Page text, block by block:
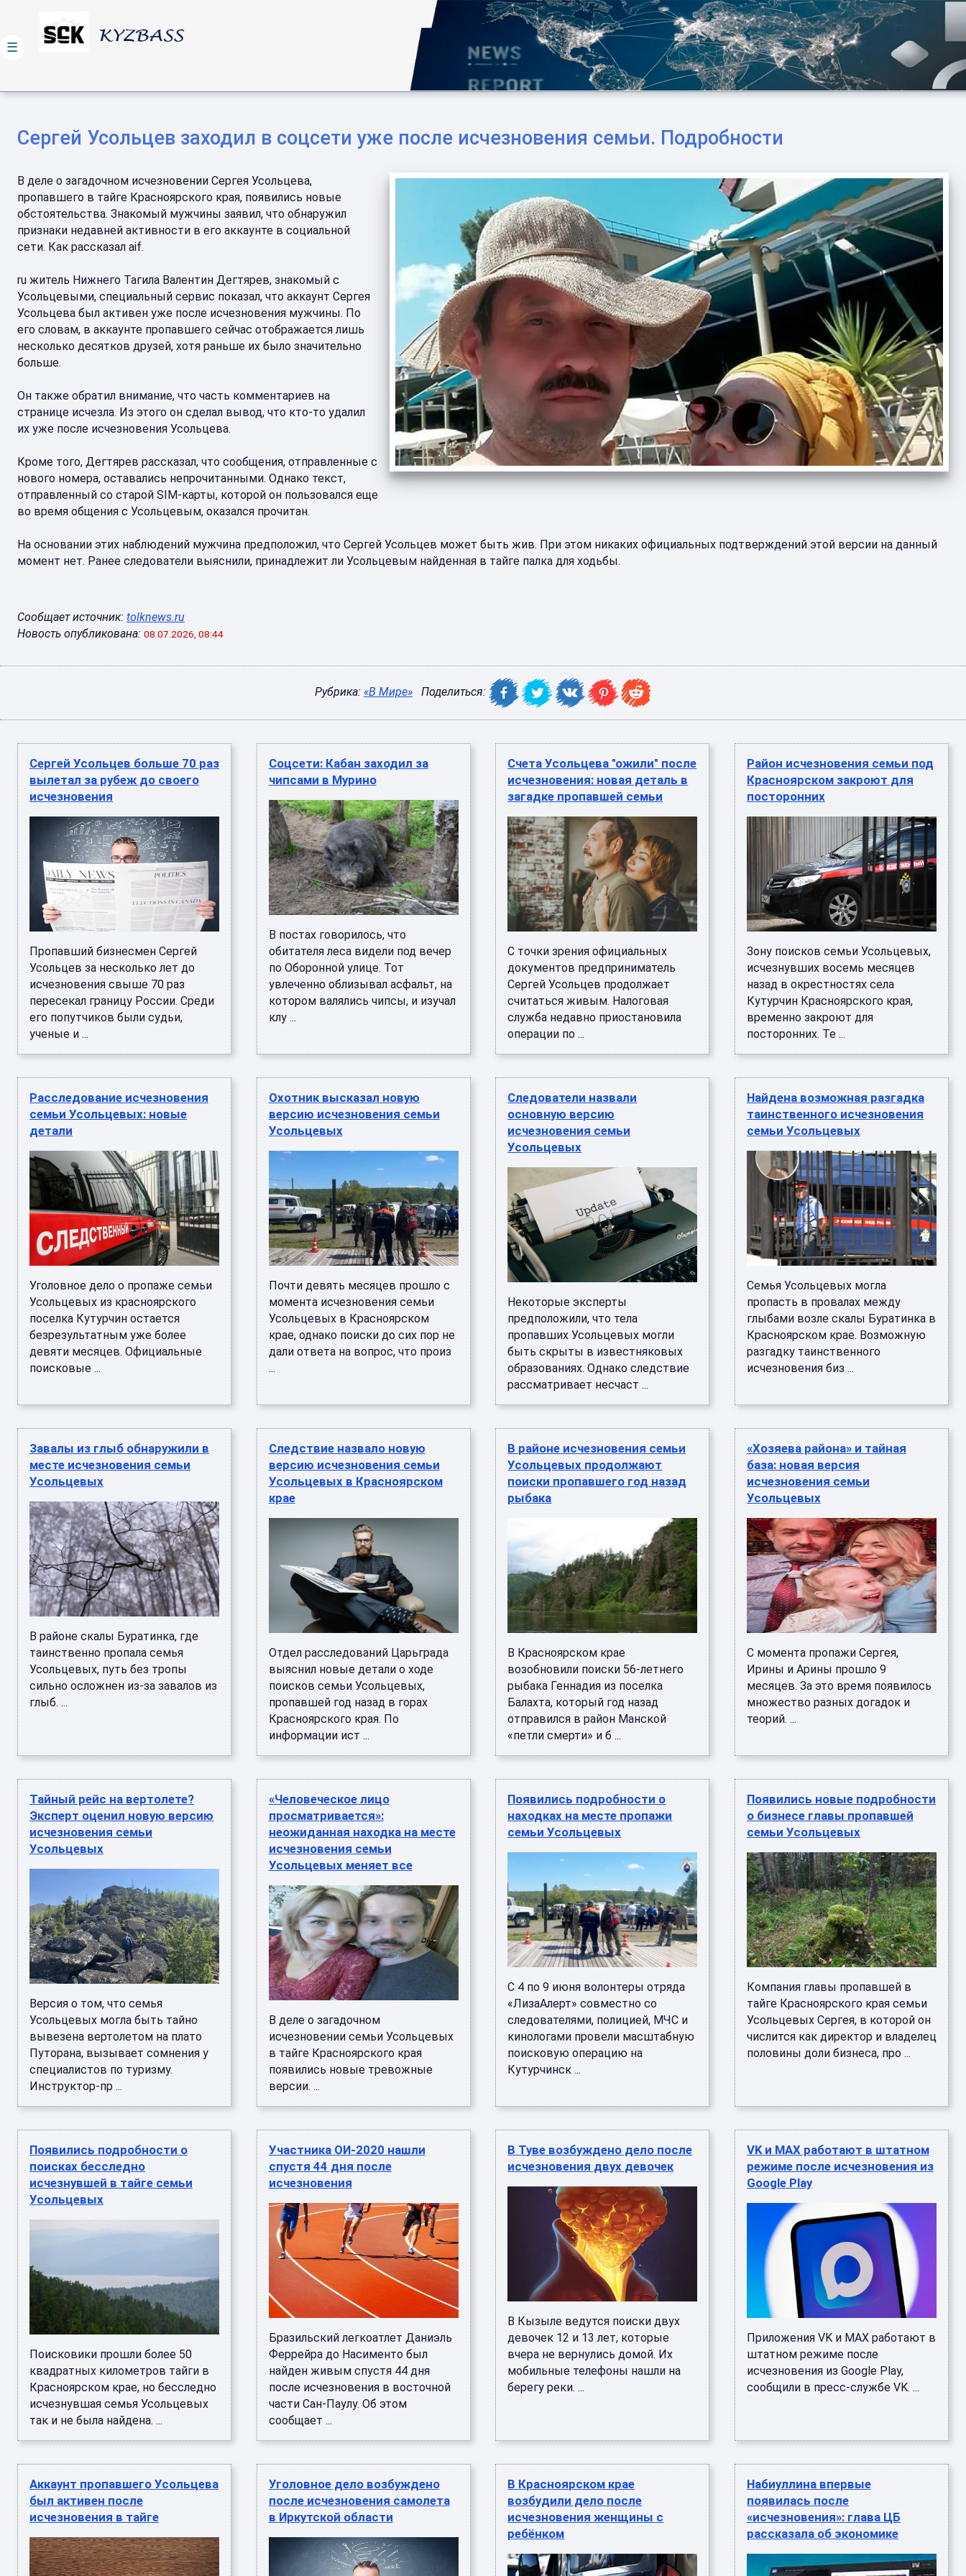
Сергей Усольцев заходил в соцсети уже после исчезновения семьи. Подробности
В деле о загадочном исчезновении Сергея Усольцева,
пропавшего в тайге Красноярского края, появились новые
обстоятельства. Знакомый мужчины заявил, что обнаружил
признаки недавней активности в его аккаунте в социальной
сети. Как рассказал aif.
ru житель Нижнего Тагила Валентин Дегтярев, знакомый с
Усольцевыми, специальный сервис показал, что аккаунт Сергея
Усольцева был активен уже после исчезновения мужчины. По
его словам, в аккаунте пропавшего сейчас отображается лишь
несколько десятков друзей, хотя раньше их было значительно
больше.
Он также обратил внимание, что часть комментариев на
странице исчезла. Из этого он сделал вывод, что кто-то удалил
их уже после исчезновения Усольцева.
Кроме того, Дегтярев рассказал, что сообщения, отправленные с
нового номера, оставались непрочитанными. Однако текст,
отправленный со старой SIM-карты, которой он пользовался еще
во время общения с Усольцевым, оказался прочитан.
На основании этих наблюдений мужчина предположил, что Сергей Усольцев может быть жив. При этом никаких официальных подтверждений этой версии на данный
момент нет. Ранее следователи выяснили, принадлежит ли Усольцевым найденная в тайге палка для ходьбы.
Сообщает источник: tolknews.ru
Новость опубликована: 08.07.2026, 08:44
Рубрика: «В Мире» Поделиться:
Сергей Усольцев больше 70 раз
вылетал за рубеж до своего
исчезновения
Пропавший бизнесмен Сергей
Усольцев за несколько лет до
исчезновения свыше 70 раз
пересекал границу России. Среди
его попутчиков были судьи,
ученые и ...
Соцсети: Кабан заходил за
чипсами в Мурино
В постах говорилось, что
обитателя леса видели под вечер
по Оборонной улице. Тот
увлеченно облизывал асфальт, на
котором валялись чипсы, и изучал
клу ...
Счета Усольцева "ожили" после
исчезновения: новая деталь в
загадке пропавшей семьи
С точки зрения официальных
документов предприниматель
Сергей Усольцев продолжает
считаться живым. Налоговая
служба недавно приостановила
операции по ...
Район исчезновения семьи под
Красноярском закроют для
посторонних
Зону поисков семьи Усольцевых,
исчезнувших восемь месяцев
назад в окрестностях села
Кутурчин Красноярского края,
временно закроют для
посторонних. Те ...
Расследование исчезновения
семьи Усольцевых: новые
детали
Уголовное дело о пропаже семьи
Усольцевых из красноярского
поселка Кутурчин остается
безрезультатным уже более
девяти месяцев. Официальные
поисковые ...
Охотник высказал новую
версию исчезновения семьи
Усольцевых
Почти девять месяцев прошло с
момента исчезновения семьи
Усольцевых в Красноярском
крае, однако поиски до сих пор не
дали ответа на вопрос, что произ
...
Следователи назвали
основную версию
исчезновения семьи
Усольцевых
Некоторые эксперты
предположили, что тела
пропавших Усольцевых могли
быть скрыты в известняковых
образованиях. Однако следствие
рассматривает несчаст ...
Найдена возможная разгадка
таинственного исчезновения
семьи Усольцевых
Семья Усольцевых могла
пропасть в провалах между
глыбами возле скалы Буратинка в
Красноярском крае. Возможную
разгадку таинственного
исчезновения биз ...
Завалы из глыб обнаружили в
месте исчезновения семьи
Усольцевых
В районе скалы Буратинка, где
таинственно пропала семья
Усольцевых, путь без тропы
сильно осложнен из-за завалов из
глыб. ...
Следствие назвало новую
версию исчезновения семьи
Усольцевых в Красноярском
крае
Отдел расследований Царьграда
выяснил новые детали о ходе
поисков семьи Усольцевых,
пропавшей год назад в горах
Красноярского края. По
информации ист ...
В районе исчезновения семьи
Усольцевых продолжают
поиски пропавшего год назад
рыбака
В Красноярском крае
возобновили поиски 56-летнего
рыбака Геннадия из поселка
Балахта, который год назад
отправился в район Манской
«петли смерти» и б ...
«Хозяева района» и тайная
база: новая версия
исчезновения семьи
Усольцевых
С момента пропажи Сергея,
Ирины и Арины прошло 9
месяцев. За это время появилось
множество разных догадок и
теорий. ...
Тайный рейс на вертолете?
Эксперт оценил новую версию
исчезновения семьи
Усольцевых
Версия о том, что семья
Усольцевых могла быть тайно
вывезена вертолетом на плато
Путорана, вызывает сомнения у
специалистов по туризму.
Инструктор-пр ...
«Человеческое лицо
просматривается»:
неожиданная находка на месте
исчезновения семьи
Усольцевых меняет все
В деле о загадочном
исчезновении семьи Усольцевых
в тайге Красноярского края
появились новые тревожные
версии. ...
Появились подробности о
находках на месте пропажи
семьи Усольцевых
С 4 по 9 июня волонтеры отряда
«ЛизаАлерт» совместно со
следователями, полицией, МЧС и
кинологами провели масштабную
поисковую операцию на
Кутурчинск ...
Появились новые подробности
о бизнесе главы пропавшей
семьи Усольцевых
Компания главы пропавшей в
тайге Красноярского края семьи
Усольцевых Сергея, в которой он
числится как директор и владелец
половины доли бизнеса, про ...
Появились подробности о
поисках бесследно
исчезнувшей в тайге семьи
Усольцевых
Поисковики прошли более 50
квадратных километров тайги в
Красноярском крае, но бесследно
исчезнувшая семья Усольцевых
так и не была найдена. ...
Участника ОИ-2020 нашли
спустя 44 дня после
исчезновения
Бразильский легкоатлет Даниэль
Феррейра до Насименто был
найден живым спустя 44 дня
после исчезновения в восточной
части Сан-Паулу. Об этом
сообщает ...
В Туве возбуждено дело после
исчезновения двух девочек
В Кызыле ведутся поиски двух
девочек 12 и 13 лет, которые
вчера не вернулись домой. Их
мобильные телефоны нашли на
берегу реки. ...
VK и МАХ работают в штатном
режиме после исчезновения из
Google Play
Приложения VK и МАХ работают в
штатном режиме после
исчезновения из Google Play,
сообщили в пресс-службе VK. ...
Аккаунт пропавшего Усольцева
был активен после
исчезновения в тайге
Уголовное дело возбуждено
после исчезновения самолета
в Иркутской области
В Красноярском крае
возбудили дело после
исчезновения женщины с
ребёнком
Набиуллина впервые
появилась после
«исчезновения»: глава ЦБ
рассказала об экономике
☰